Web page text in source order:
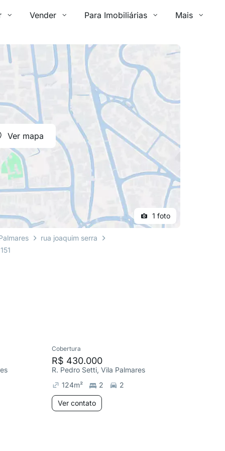
Vender Para Imobiliárias Mais
Ver mapa
1 foto
rua joaquim serra
Cobertura
R$ 430.000
R. Pedro Setti, Vila Palmares
124m² 2 2
Ver contato